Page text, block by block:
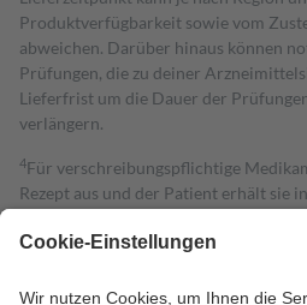
Produktverfügbarkeit sowie vom
abweichen. Darüber hinaus können
Prüfungen, die zu deiner
Lieferfrist um die Dauer der
verlängern.
4Für verschreibungspflichtige
Rezept aus und der Patient erhält sie
Kosten dafür, der Versicherte trägt
Grundsätzlich leisten Mitglieder